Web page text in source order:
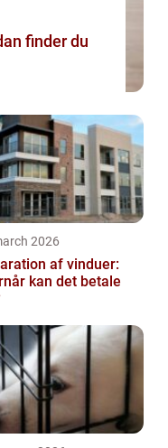
finder du
2026
af vinduer:
kan det betale